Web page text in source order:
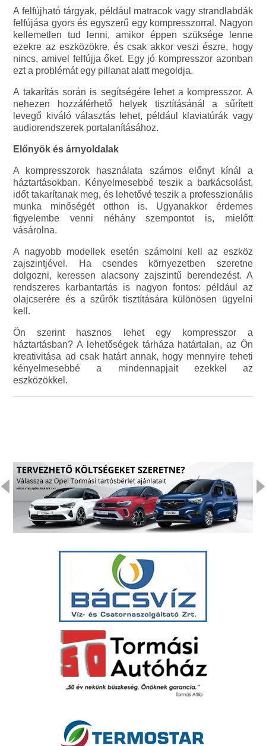
A felfújható tárgyak, például matracok vagy strandlabdák
felfújása gyors és egyszerű egy kompresszorral. Nagyon
kellemetlen tud lenni, amikor éppen szüksége lenne
ezekre az eszközökre, és csak akkor veszi észre, hogy
nincs, amivel felfújja őket. Egy jó kompresszor azonban
ezt a problémát egy pillanat alatt megoldja.
A takarítás során is segítségére lehet a kompresszor. A
nehezen hozzáférhető helyek tisztításánál a sűrített
levegő kiváló választás lehet, például klaviatúrák vagy
audiorendszerek portalanításához.
Előnyök és árnyoldalak
A kompresszorok használata számos előnyt kínál a
háztartásokban. Kényelmesebbé teszik a barkácsolást,
időt takarítanak meg, és lehetővé teszik a professzionális
munka minőségét otthon is. Ugyanakkor érdemes
figyelembe venni néhány szempontot is, mielőtt
vásárolna.
A nagyobb modellek esetén számolni kell az eszköz
zajszintjével. Ha csendes környezetben szeretne
dolgozni, keressen alacsony zajszintű berendezést. A
rendszeres karbantartás is nagyon fontos: például az
olajcserére és a szűrők tisztítására különösen ügyelni
kell.
Ön szerint hasznos lehet egy kompresszor a
háztartásban? A lehetőségek tárháza határtalan, az Ön
kreativitása ad csak határt annak, hogy mennyire teheti
kényelmesebbé a mindennapjait ezekkel az
eszközökkel.